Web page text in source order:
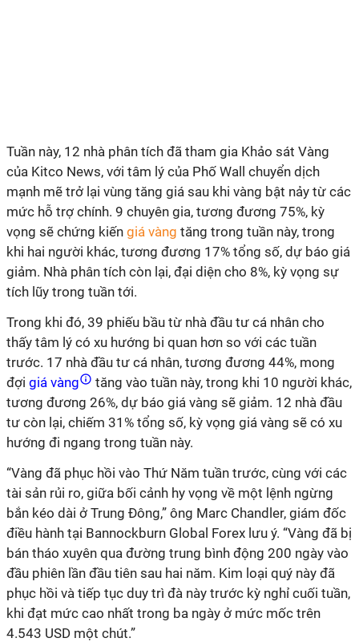
Tuần này, 12 nhà phân tích đã tham gia Khảo sát Vàng
của Kitco News, với tâm lý của Phố Wall chuyển dịch
mạnh mẽ trở lại vùng tăng giá sau khi vàng bật nảy từ các
mức hỗ trợ chính. 9 chuyên gia, tương đương 75%, kỳ
vọng sẽ chứng kiến giá vàng tăng trong tuần này, trong
khi hai người khác, tương đương 17% tổng số, dự báo giá
giảm. Nhà phân tích còn lại, đại diện cho 8%, kỳ vọng sự
tích lũy trong tuần tới.
Trong khi đó, 39 phiếu bầu từ nhà đầu tư cá nhân cho
thấy tâm lý có xu hướng bi quan hơn so với các tuần
trước. 17 nhà đầu tư cá nhân, tương đương 44%, mong
đợi giá vàng
tăng vào tuần này, trong khi 10 người khác,
tương đương 26%, dự báo giá vàng sẽ giảm. 12 nhà đầu
tư còn lại, chiếm 31% tổng số, kỳ vọng giá vàng sẽ có xu
hướng đi ngang trong tuần này.
“Vàng đã phục hồi vào Thứ Năm tuần trước, cùng với các
tài sản rủi ro, giữa bối cảnh hy vọng về một lệnh ngừng
bắn kéo dài ở Trung Đông,” ông Marc Chandler, giám đốc
điều hành tại Bannockburn Global Forex lưu ý. “Vàng đã bị
bán tháo xuyên qua đường trung bình động 200 ngày vào
đầu phiên lần đầu tiên sau hai năm. Kim loại quý này đã
phục hồi và tiếp tục duy trì đà này trước kỳ nghỉ cuối tuần,
khi đạt mức cao nhất trong ba ngày ở mức mốc trên
4.543 USD một chút.”